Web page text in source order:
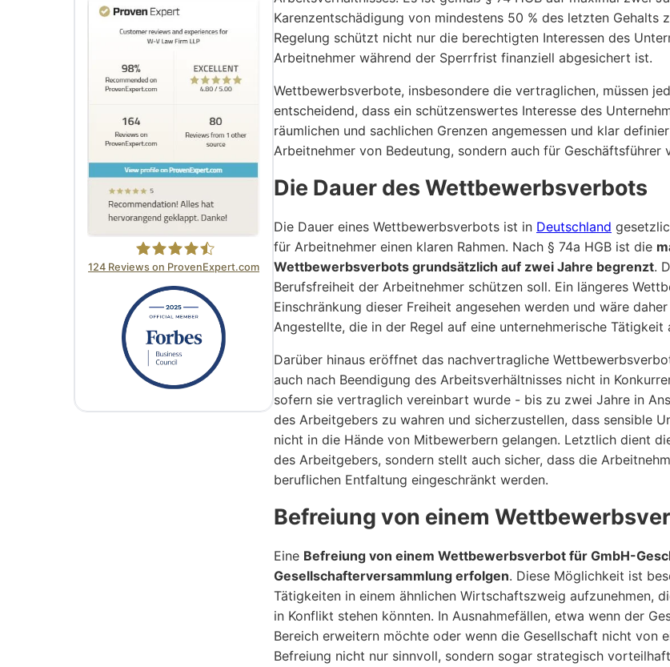
W-V Law Firm LLP
124 Reviews on ProvenExpert.com
Karenzentschädigung von mindestens 50 % des letzten Gehalts
Regelung schützt nicht nur die berechtigten Interessen des
Arbeitnehmer während der Sperrfrist finanziell abgesichert ist.
Wettbewerbsverbote, insbesondere die vertraglichen, müssen
entscheidend, dass ein schützenswertes Interesse des
räumlichen und sachlichen Grenzen angemessen und klar
Arbeitnehmer von Bedeutung, sondern auch für Geschäftsführer
Die Dauer des Wettbewerbsverbots
Die Dauer eines Wettbewerbsverbots ist in Deutschland
für Arbeitnehmer einen klaren Rahmen. Nach § 74a HGB ist die
Wettbewerbsverbots grundsätzlich auf zwei Jahre begrenzt.
Berufsfreiheit der Arbeitnehmer schützen soll. Ein längeres
Einschränkung dieser Freiheit angesehen werden und wäre
Angestellte, die in der Regel auf eine unternehmerische
Darüber hinaus eröffnet das nachvertragliche
auch nach Beendigung des Arbeitsverhältnisses nicht in
sofern sie vertraglich vereinbart wurde - bis zu zwei Jahre in
des Arbeitgebers zu wahren und sicherzustellen, dass sensible
nicht in die Hände von Mitbewerbern gelangen. Letztlich dient
des Arbeitgebers, sondern stellt auch sicher, dass die
beruflichen Entfaltung eingeschränkt werden.
Befreiung von einem
Eine Befreiung von einem Wettbewerbsverbot für GmbH-
Gesellschafterversammlung erfolgen. Diese Möglichkeit ist
Tätigkeiten in einem ähnlichen Wirtschaftszweig aufzunehmen,
in Konflikt stehen könnten. In Ausnahmefällen, etwa wenn der
Bereich erweitern möchte oder wenn die Gesellschaft nicht von
Befreiung nicht nur sinnvoll, sondern sogar strategisch